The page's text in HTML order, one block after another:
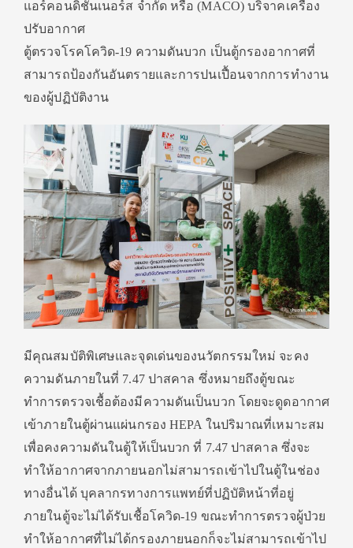
แอร์คอนดิชั่นเนอร์ส จำกัด หรือ (MACO) บริจาคเครื่อง
ปรับอากาศ
ตู้ตรวจโรคโควิด-19 ความดันบวก เป็นตู้กรองอากาศที่
สามารถป้องกันอันตรายและการปนเปื้อนจากการทำงาน
ของผู้ปฏิบัติงาน
มีคุณสมบัติพิเศษและจุดเด่นของนวัตกรรมใหม่ จะคง
ความดันภายในที่ 7.47 ปาสคาล ซึ่งหมายถึงตู้ขณะ
ทำการตรวจเชื้อต้องมีความดันเป็นบวก โดยจะดูดอากาศ
เข้าภายในตู้ผ่านแผ่นกรอง HEPA ในปริมาณที่เหมาะสม
เพื่อคงความดันในตู้ให้เป็นบวก ที่ 7.47 ปาสคาล ซึ่งจะ
ทำให้อากาศจากภายนอกไม่สามารถเข้าไปในตู้ในช่อง
ทางอื่นได้ บุคลากรทางการแพทย์ที่ปฏิบัติหน้าที่อยู่
ภายในตู้จะไม่ได้รับเชื้อโควิด-19 ขณะทำการตรวจผู้ป่วย
ทำให้อากาศที่ไม่ได้กรองภายนอกก็จะไม่สามารถเข้าไป